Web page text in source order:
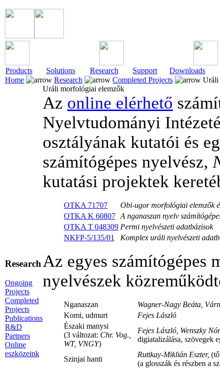
Products Solutions Research Support
Downloads
Home
Research Completed Projects Uráli
Research
Ongoing
Projects
Completed
Projects
Publications
R&D
Partners
Online
eszközeink
Uráli morfológiai elemzők
Az online elérhető
Nyelvtudományi
osztályának kutatói és
számítógépes nyelvész,
kutatási projektek
OTKA 71707
Obi-ugor morfológiai elemzők
OTKA K 60807 A nganaszan nyelv
OTKA T 048309 Permi nyelvészeti adatbázisok
NKFP-5/135/01
Komplex uráli nyelvészeti
Az egyes számítógépes
nyelvészek
Nganaszan
Wagner-Nagy Beáta,
Komi, udmurt
Fejes László
Északi manysi
(3 változat: Chr. Vog.,
WT, VNGY)
Fejes László, Wenszky
digiatalizálása, szövegek
Szinjai hanti
Ruttkay-Miklián Eszter,
(a glosszák és részben a